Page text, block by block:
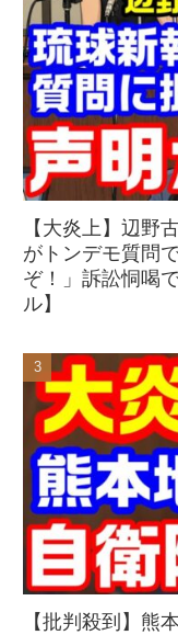
【大炎上】辺野
がトンデモ質問
ぞ！」訴訟恫喝
ル】
【批判殺到】熊